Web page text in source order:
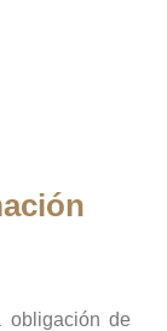
obligación de